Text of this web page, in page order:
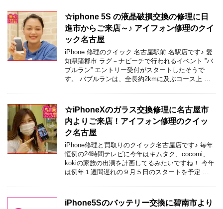
☆iphone 5S の液晶破損交換の修理に日
進市からご来店～♪ アイフォン修理のクイ
ック名古屋
iPhone 修理のクイック 名古屋駅前 名駅店です♪ 愛
知県蒲郡市 ラグ－ナビーチで行われるイベント ”バ
ブルラン” エントリー受付がスタートしたそうで
す。 バブルランは、全長約2kmに及ぶコース上 …
☆iPhoneXのガラス交換修理に名古屋市
内よりご来店！アイフォン修理のクイッ
ク名古屋
iPhone修理と買取りのクイック名古屋店です♪ 毎年
恒例の24時間テレビに今年はキムタク、cocomi、
kokiの家族の出演を計画してるみたいですね！ 今年
は例年１週間遅れの９月５日のスタートを予定 …
iPhone5Sのバッテリー交換に碧南市より